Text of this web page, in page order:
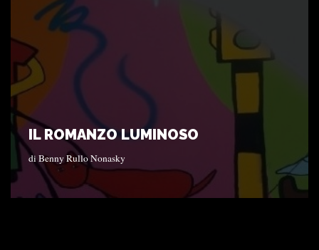
IL ROMANZO LUMINOSO
diBenny Rullo Nonasky